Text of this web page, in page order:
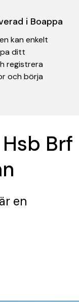
i Boappa
kan enkelt
ditt
registrera
och börja
Brf
är en